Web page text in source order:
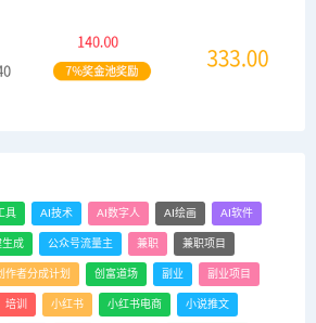
具 AI技术 AI数字人 AI绘画 AI软件
生成 公众号流量主 兼职 兼职项目
作者分成计划 创富道场 副业 副业项目
培训 小红书 小红书电商 小说推文